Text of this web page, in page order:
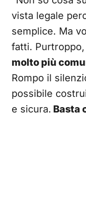
vista legale
semplice. Ma
fatti.
molto più
Rompo il
possibile
e sicura. Basta